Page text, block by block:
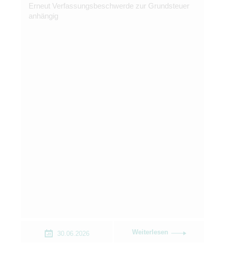
Erneut Verfassungsbeschwerde zur Grundsteuer
anhängig
30.06.2026 Weiterlesen